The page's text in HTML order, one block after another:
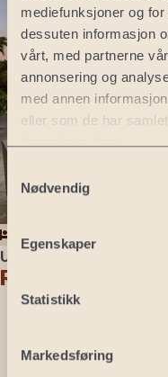
mediefunksjoner og
dessuten informasjon
vårt, med partnerne
annonsering og
med annen
eller som de har
Nødvendig
Egenskaper
Statistikk
Markedsføring
8 netter
USA
Reunion Resort
8 netter
Palmer Course